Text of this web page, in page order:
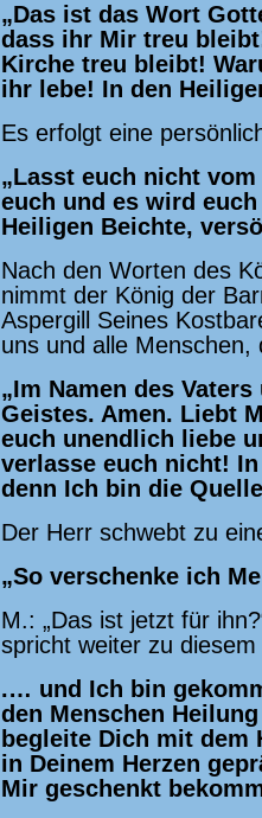
„Das ist das Wort
dass ihr Mir treu
Kirche treu bleibt!
ihr lebe! In den
Es erfolgt eine
„Lasst euch nicht
euch und es wird
Heiligen Beichte,
Nach den Worten des
nimmt der König der
Aspergill Seines
uns und alle
„Im Namen des
Geistes. Amen. Liebt
euch unendlich liebe
verlasse euch nicht!
denn Ich bin die
Der Herr schwebt zu
„So verschenke ich
M.: „Das ist jetzt für
spricht weiter zu
.… und Ich bin
den Menschen
begleite Dich mit dem
in Deinem Herzen
Mir geschenkt